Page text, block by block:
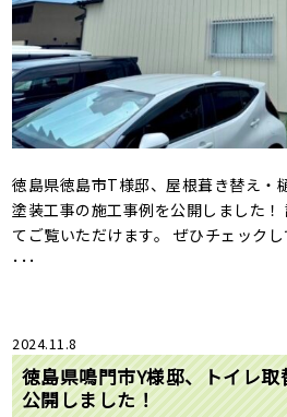
徳島県徳島市T様邸、屋根葺き替え・
塗装工事の施工事例を公開しました
てご覧いただけます。 ぜひチェック
･･･
2024.11.8
徳島県鳴門市Y様邸、トイレ
公開しました！